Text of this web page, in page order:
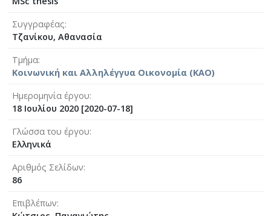
Συγγραφέας
Τζανίκου, Αθανασία
Τμήμα
Κοινωνική και Αλληλέγγυα Οικονομία (ΚΑΟ)
Ημερομηνία έργου
18 Ιουλίου 2020 [2020-07-18]
Γλώσσα του έργου
Ελληνικά
Αριθμός Σελίδων
86
Επιβλέπων